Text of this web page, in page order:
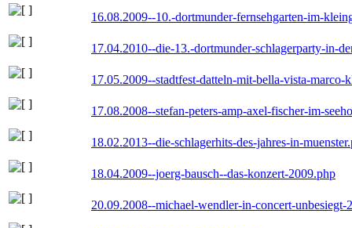
16.08.2009--10.-dortmunder-fernsehgarten-im-
17.04.2010--die-13.-dortmunder-schlagerparty-in-
17.05.2009--stadtfest-datteln-mit-bella-vista-marco-
17.08.2008--stefan-peters-amp-axel-fischer-im-
18.02.2013--die-schlagerhits-des-jahres-in-
18.04.2009--joerg-bausch--das-konzert-2009.php
20.09.2008--michael-wendler-in-concert-unbesiegt-